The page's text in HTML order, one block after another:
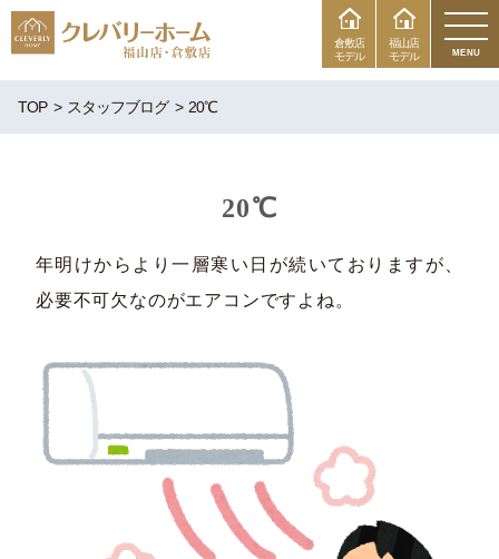
福山店
モデル
倉敷店
モデル
MENU
TOP スタッフブログ 20℃
20℃
年明けからより一層寒い日が続いておりますが、
必要不可欠なのがエアコンですよね。